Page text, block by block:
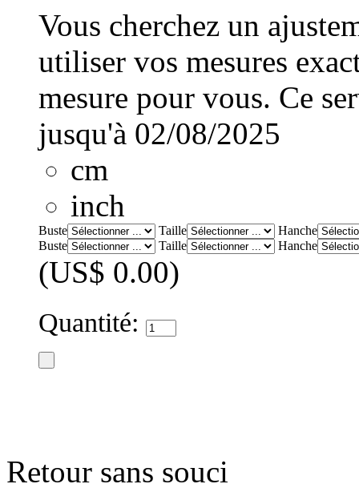
Vous cherchez un
utiliser vos mesures
mesure pour vous. Ce
jusqu'à 02/08/2025
cm
inch
Buste Taille
Hanche
Buste
Taille Hanche
(US$ 0.00)
Quantité:
Retour sans souci